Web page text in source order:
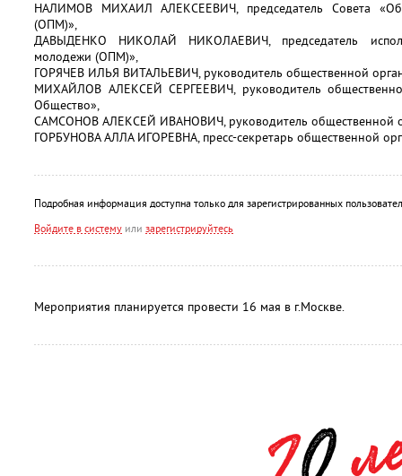
НАЛИМОВ МИХАИЛ АЛЕКСЕЕВИЧ, председатель Совета
(ОПМ)»,
ДАВЫДЕНКО НИКОЛАЙ НИКОЛАЕВИЧ, председатель
молодежи (ОПМ)»,
ГОРЯЧЕВ ИЛЬЯ ВИТАЛЬЕВИЧ, руководитель общественной
МИХАЙЛОВ АЛЕКСЕЙ СЕРГЕЕВИЧ, руководитель
Общество»,
САМСОНОВ АЛЕКСЕЙ ИВАНОВИЧ, руководитель общественной
ГОРБУНОВА АЛЛА ИГОРЕВНА, пресс-секретарь общественной
Подробная информация доступна только для зарегистрированных
Войдите в систему или зарегистрируйтесь
Мероприятия планируется провести 16 мая в г.Москве.